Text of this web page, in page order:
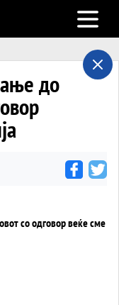
Open
до